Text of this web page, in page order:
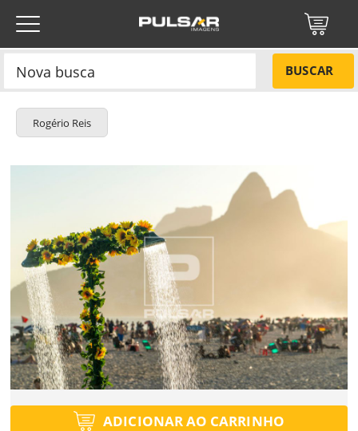
BUSCAR
Rogério Reis
ADICIONAR AO CARRINHO
Título do projeto
Tipo de projeto
Selecione
Utilização
Códigos
Título do projeto
Esqueci a senha
ENTRAR
ENVIAR
Protegido por reCAPTCHA —Privacidade·Termos
NÃO
SIM
Título do projeto
Tipo de projeto
Selecione
Tamanho P
R$ 57,00
Tamanho M
R$ 114,00
Tamanho GR$ 171,00